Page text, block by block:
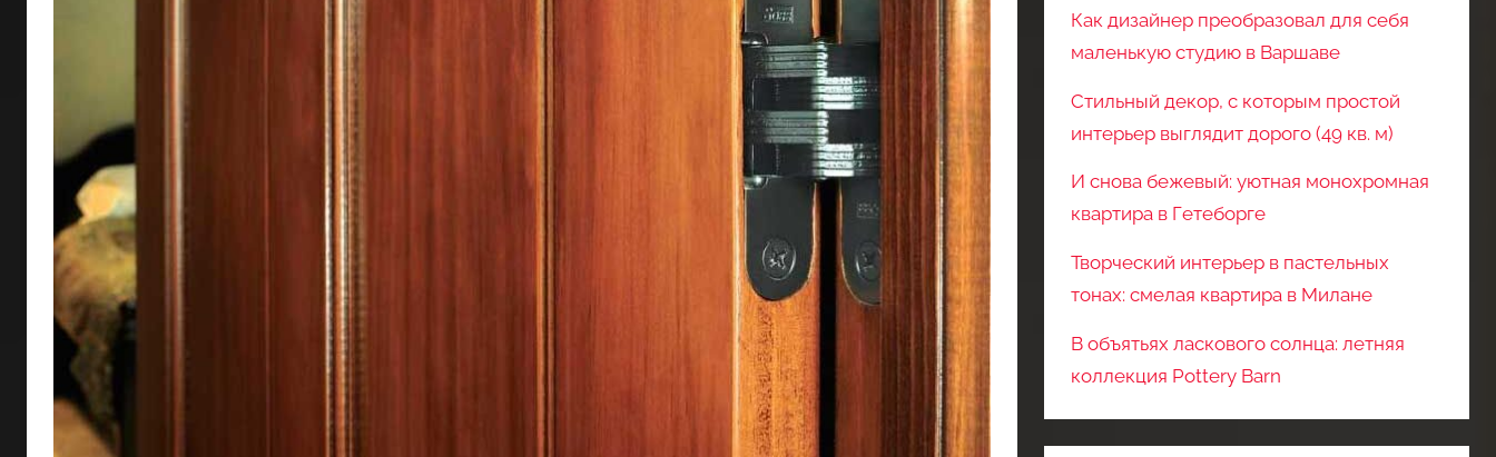
Как дизайнер преобразовал для себя
маленькую студию в Варшаве
Стильный декор, с которым простой
интерьер выглядит дорого (49 кв. м)
И снова бежевый: уютная монохромная
квартира в Гетеборге
Творческий интерьер в пастельных
тонах: смелая квартира в Милане
В объятьях ласкового солнца: летняя
коллекция Pottery Barn